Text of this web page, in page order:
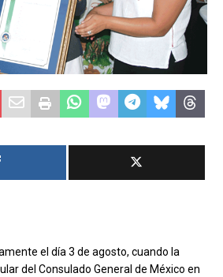
el día 3 de agosto, cuando la
del Consulado General de México en